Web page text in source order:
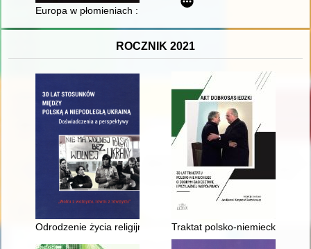
Europa w płomieniach : ostatnie miesiące II wojny światowej
ROCZNIK 2021
Odrodzenie życia religijnego Polaków w pierwszym
Traktat polsko-niemiecki z